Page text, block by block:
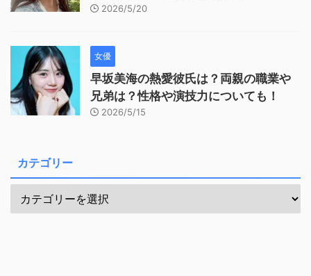
2026/5/20
女優
早坂美海の熱愛彼氏は？両親の職業や
兄弟は？性格や演技力についても！
2026/5/15
カテゴリー